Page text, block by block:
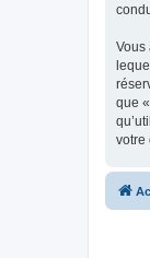
Vous
que
votre